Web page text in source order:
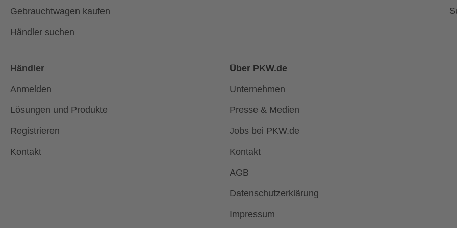
Gebrauchtwagen kaufen
Händler suchen
Händler
Anmelden
Lösungen und Produkte
Registrieren
Kontakt
Über PKW.de
Unternehmen
Presse & Medien
Jobs bei PKW.de
Kontakt
AGB
Datenschutzerklärung
Impressum